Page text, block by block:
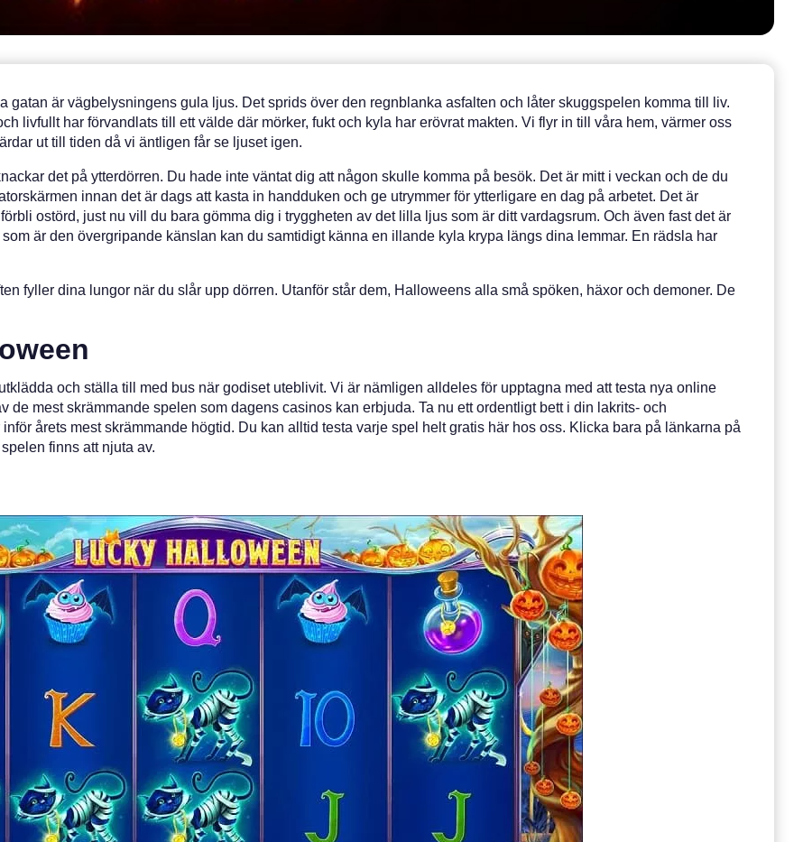
gatan är vägbelysningens gula ljus. Det sprids över den regnblanka asfalten och låter skuggspelen komma till liv.
livfullt har förvandlats till ett välde där mörker, fukt och kyla har erövrat makten. Vi flyr in till våra hem, värmer oss
ut till tiden då vi äntligen får se ljuset igen.
det på ytterdörren. Du hade inte väntat dig att någon skulle komma på besök. Det är mitt i veckan och de du
innan det är dags att kasta in handduken och ge utrymmer för ytterligare en dag på arbetet. Det är
ostörd, just nu vill du bara gömma dig i tryggheten av det lilla ljus som är ditt vardagsrum. Och även fast det är
är den övergripande känslan kan du samtidigt känna en illande kyla krypa längs dina lemmar. En rädsla har
fyller dina lungor när du slår upp dörren. Utanför står dem, Halloweens alla små spöken, häxor och demoner. De
och ställa till med bus när godiset uteblivit. Vi är nämligen alldeles för upptagna med att testa nya online
de mest skrämmande spelen som dagens casinos kan erbjuda. Ta nu ett ordentligt bett i din lakrits- och
årets mest skrämmande högtid. Du kan alltid testa varje spel helt gratis här hos oss. Klicka bara på länkarna på
finns att njuta av.